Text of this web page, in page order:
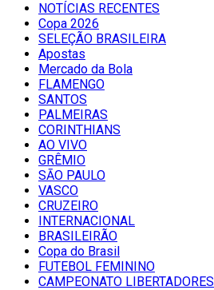
NOTÍCIAS RECENTES
Copa 2026
SELEÇÃO BRASILEIRA
Apostas
Mercado da Bola
FLAMENGO
SANTOS
PALMEIRAS
CORINTHIANS
AO VIVO
GRÊMIO
SĀO PAULO
VASCO
CRUZEIRO
INTERNACIONAL
BRASILEIRÃO
Copa do Brasil
FUTEBOL FEMININO
CAMPEONATO LIBERTADORES